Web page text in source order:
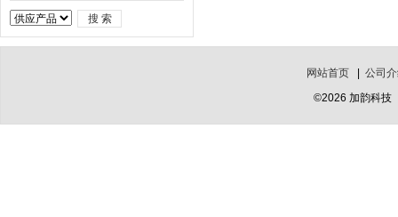
网站首页
公司
©2026 加韵科技